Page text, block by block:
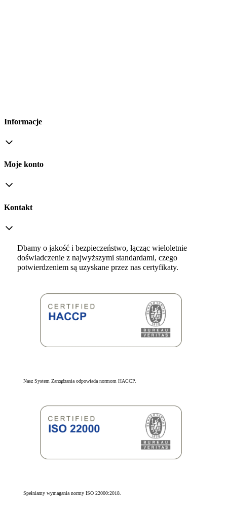
Informacje
Moje konto
Kontakt
Dbamy o jakość i bezpieczeństwo, łącząc wieloletnie
doświadczenie z najwyższymi standardami, czego
potwierdzeniem są uzyskane przez nas certyfikaty.
Nasz System Zarządzania odpowiada normom HACCP.
Spełniamy wymagania normy ISO 22000:2018.